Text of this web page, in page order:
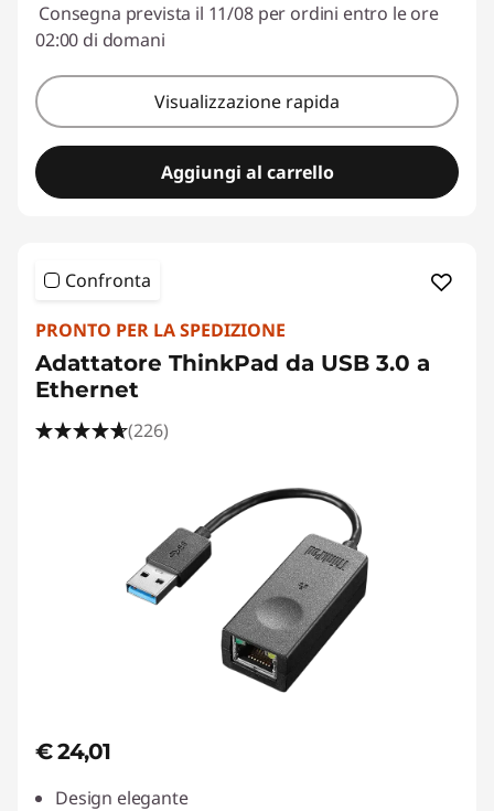
Consegna prevista il 11/08 per ordini entro le ore
02:00 di domani
Visualizzazione rapida
Aggiungi al carrello
Confronta
PRONTO PER LA SPEDIZIONE
Adattatore ThinkPad da USB 3.0 a
Ethernet
(226)
€ 24,01
Design elegante